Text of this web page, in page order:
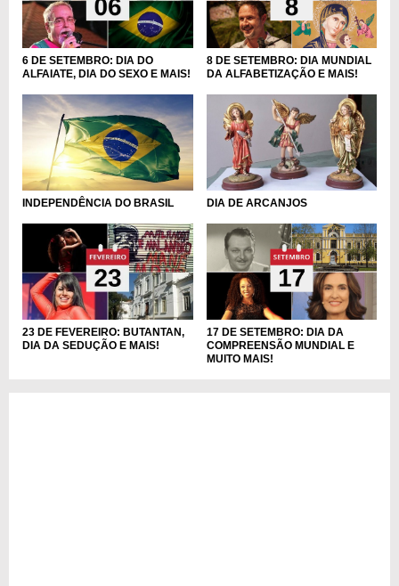
6 DE SETEMBRO: DIA DO
ALFAIATE, DIA DO SEXO E MAIS!
8 DE SETEMBRO: DIA MUNDIAL
DA ALFABETIZAÇÃO E MAIS!
INDEPENDÊNCIA DO BRASIL DIA DE ARCANJOS
23 DE FEVEREIRO: BUTANTAN,
DIA DA SEDUÇÃO E MAIS!
17 DE SETEMBRO: DIA DA
COMPREENSÃO MUNDIAL E
MUITO MAIS!